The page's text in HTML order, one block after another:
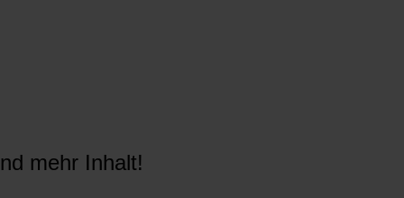
mehr Inhalt!